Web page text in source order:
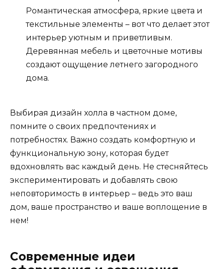
Романтическая атмосфера, яркие цвета и
текстильные элементы – вот что делает этот
интерьер уютным и приветливым.
Деревянная мебель и цветочные мотивы
создают ощущение летнего загородного
дома.
Выбирая дизайн холла в частном доме,
помните о своих предпочтениях и
потребностях. Важно создать комфортную и
функциональную зону, которая будет
вдохновлять вас каждый день. Не стесняйтесь
экспериментировать и добавлять свою
неповторимость в интерьер – ведь это ваш
дом, ваше пространство и ваше воплощение в
нем!
Современные идеи